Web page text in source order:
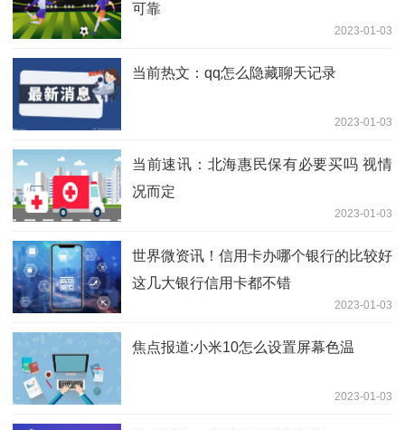
可靠
2023-01-03
当前热文：qq怎么隐藏聊天记录
2023-01-03
当前速讯：北海惠民保有必要买吗 视情
况而定
2023-01-03
世界微资讯！信用卡办哪个银行的比较好
这几大银行信用卡都不错
2023-01-03
焦点报道:小米10怎么设置屏幕色温
2023-01-03